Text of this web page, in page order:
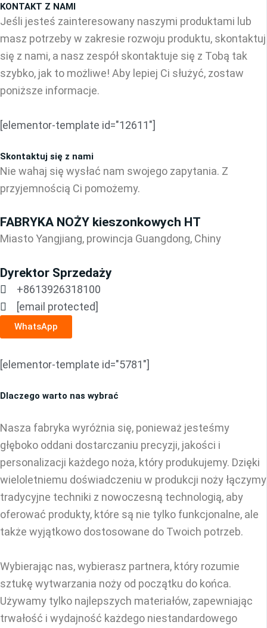
KONTAKT Z NAMI
Jeśli jesteś zainteresowany naszymi produktami lub
masz potrzeby w zakresie rozwoju produktu, skontaktuj
się z nami, a nasz zespół skontaktuje się z Tobą tak
szybko, jak to możliwe! Aby lepiej Ci służyć, zostaw
poniższe informacje.
[elementor-template id="12611"]
Skontaktuj się z nami
Nie wahaj się wysłać nam swojego zapytania. Z
przyjemnością Ci pomożemy.
FABRYKA NOŻY kieszonkowych HT
Miasto Yangjiang, prowincja Guangdong, Chiny
Dyrektor Sprzedaży
+8613926318100
[email protected]
WhatsApp
[elementor-template id="5781"]
Dlaczego warto nas wybrać
Nasza fabryka wyróżnia się, ponieważ jesteśmy
głęboko oddani dostarczaniu precyzji, jakości i
personalizacji każdego noża, który produkujemy. Dzięki
wieloletniemu doświadczeniu w produkcji noży łączymy
tradycyjne techniki z nowoczesną technologią, aby
oferować produkty, które są nie tylko funkcjonalne, ale
także wyjątkowo dostosowane do Twoich potrzeb.
Wybierając nas, wybierasz partnera, który rozumie
sztukę wytwarzania noży od początku do końca.
Używamy tylko najlepszych materiałów, zapewniając
trwałość i wydajność każdego niestandardowego